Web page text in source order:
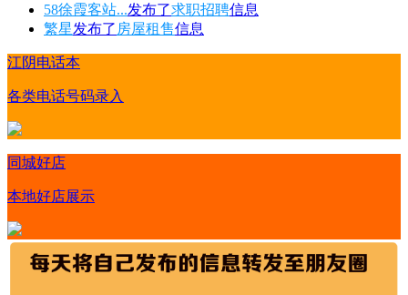
58徐霞客站...发布了求职招聘信息
繁星发布了 房屋租售信息
江阴电话本
各类电话号码录入
同城好店
本地好店展示